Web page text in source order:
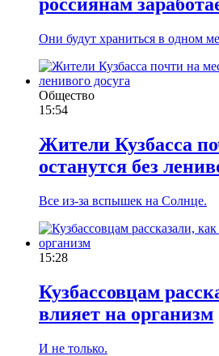
Они будут храниться в одном
Общество
15:54
Жители Кузбасса
останутся без
Все из-за вспышек на Солнце.
15:28
Кузбассовцам
влияет на организм
И не только.